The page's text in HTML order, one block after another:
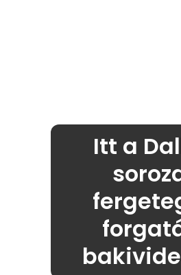
Itt a